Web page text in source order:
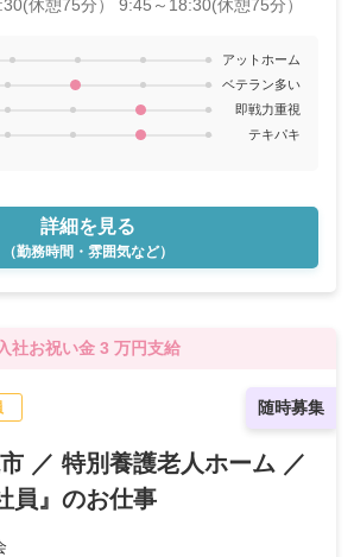
休憩75分） 9:45～18:30(休憩75分）
アットホーム
ベテラン多い
即戦力重視
テキパキ
詳細を見る
（勤務時間・雰囲気など）
入社お祝い金 3 万円支給
随時募集
市 ／ 特別養護老人ホーム ／
員』のお仕事